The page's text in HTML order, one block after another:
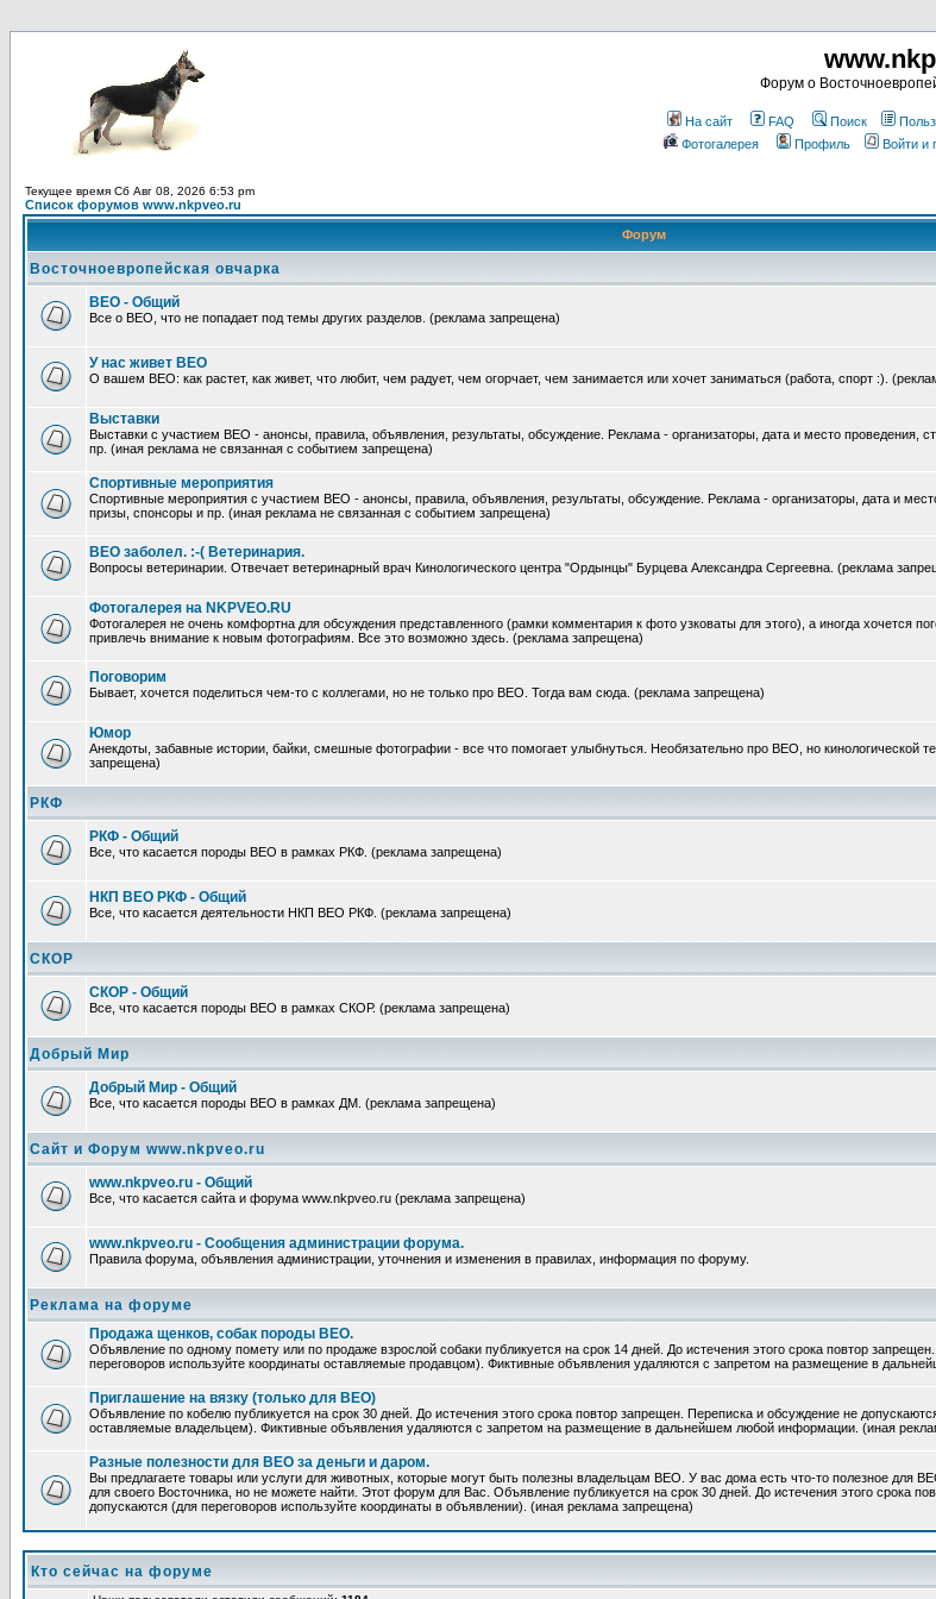
Форум о
На сайт FAQ Поиск
Фотогалерея
Профиль Войти и
Текущее время Сб Авг 08, 2026 6:53 pm
Список форумов www.nkpveo.ru
Форум
Восточноевропейская овчарка
ВЕО - Общий
Все о ВЕО, что не попадает под темы других разделов. (реклама запрещена)
У нас живет ВЕО
О вашем ВЕО: как растет, как живет, что любит, чем радует, чем огорчает, чем занимается или хочет заниматься (работа, спорт :).
Выставки
Выставки с участием ВЕО - анонсы, правила, объявления, результаты, обсуждение. Реклама - организаторы, дата и место проведения,
пр. (иная реклама не связанная с событием запрещена)
Спортивные мероприятия
Спортивные мероприятия с участием ВЕО - анонсы, правила, объявления, результаты, обсуждение. Реклама - организаторы, дата и
призы, спонсоры и пр. (иная реклама не связанная с событием запрещена)
ВЕО заболел. :-( Ветеринария.
Вопросы ветеринарии. Отвечает ветеринарный врач Кинологического центра "Ордынцы" Бурцева Александра Сергеевна. (реклама
Фотогалерея на NKPVEO.RU
Фотогалерея не очень комфортна для обсуждения представленного (рамки комментария к фото узковаты для этого), а иногда хочется
привлечь внимание к новым фотографиям. Все это возможно здесь. (реклама запрещена)
Поговорим
Бывает, хочется поделиться чем-то с коллегами, но не только про ВЕО. Тогда вам сюда. (реклама запрещена)
Юмор
Анекдоты, забавные истории, байки, смешные фотографии - все что помогает улыбнуться. Необязательно про ВЕО, но кинологической
запрещена)
РКФ
РКФ - Общий
Все, что касается породы ВЕО в рамках РКФ. (реклама запрещена)
НКП ВЕО РКФ - Общий
Все, что касается деятельности НКП ВЕО РКФ. (реклама запрещена)
СКОР
СКОР - Общий
Все, что касается породы ВЕО в рамках СКОР. (реклама запрещена)
Добрый Мир
Добрый Мир - Общий
Все, что касается породы ВЕО в рамках ДМ. (реклама запрещена)
Сайт и Форум www.nkpveo.ru
www.nkpveo.ru - Общий
Все, что касается сайта и форума www.nkpveo.ru (реклама запрещена)
www.nkpveo.ru - Сообщения администрации форума.
Правила форума, объявления администрации, уточнения и изменения в правилах, информация по форуму.
Реклама на форуме
Продажа щенков, собак породы ВЕО.
Объявление по одному помету или по продаже взрослой собаки публикуется на срок 14 дней. До истечения этого срока повтор
переговоров используйте координаты оставляемые продавцом). Фиктивные объявления удаляются с запретом на размещение в
Приглашение на вязку (только для ВЕО)
Объявление по кобелю публикуется на срок 30 дней. До истечения этого срока повтор запрещен. Переписка и обсуждение не
оставляемые владельцем). Фиктивные объявления удаляются с запретом на размещение в дальнейшем любой информации. (иная
Разные полезности для ВЕО за деньги и даром.
Вы предлагаете товары или услуги для животных, которые могут быть полезны владельцам ВЕО. У вас дома есть что-то полезное для
для своего Восточника, но не можете найти. Этот форум для Вас. Объявление публикуется на срок 30 дней. До истечения этого срока
допускаются (для переговоров используйте координаты в объявлении). (иная реклама запрещена)
Кто сейчас на форуме